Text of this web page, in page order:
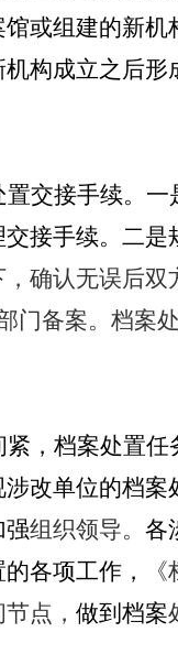
或组建的新
构成立之后形
交接手续。
接手续。二是
确认无误后
门备案。档案
，档案处置
改单位的档案
强组织领导。 各
各项工作，
点， 做到档案